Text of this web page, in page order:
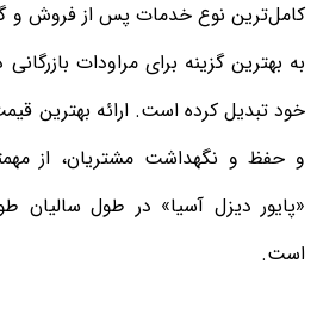
کامل‌ترین نوع خدمات پس از فروش و
به بهترین گزینه برای مراودات
خود تبدیل کرده است. ارائه بهترین
و حفظ و نگهداشت مشتریان، از
«پایور دیزل آسیا» در طول سالیان
است.